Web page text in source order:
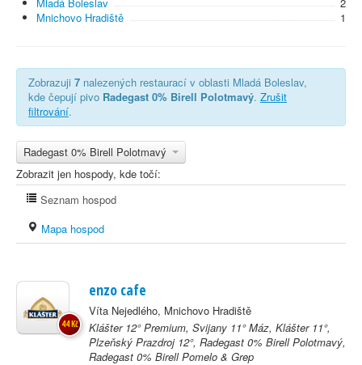
Mnichovo Hradiště
1
Zobrazuji 7 nalezených restaurací v oblasti Mladá Boleslav,
kde čepují pivo Radegast 0% Birell Polotmavý. Zrušit
filtrování.
Radegast 0% Birell Polotmavý
Zobrazit jen hospody, kde točí:
Seznam hospod
Mapa hospod
enzo cafe
Víta Nejedlého, Mnichovo Hradiště
Klášter 12° Premium, Svijany 11° Máz, Klášter 11°,
Plzeňský Prazdroj 12°, Radegast 0% Birell Polotmavý,
Radegast 0% Birell Pomelo & Grep
44 Kč